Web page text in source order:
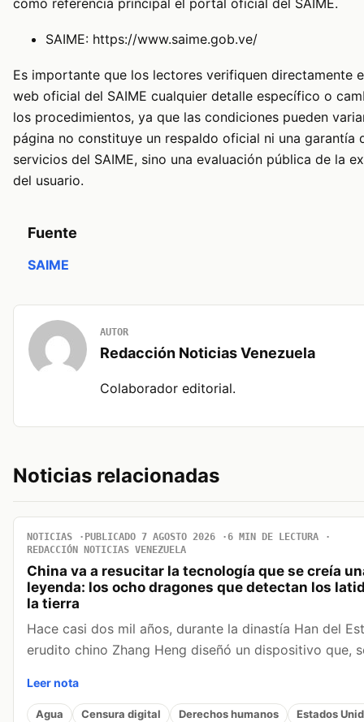
SAIME: https://www.saime.gob.ve/
Es importante que los lectores verifiquen directamente
web oficial del SAIME cualquier detalle específico o
los procedimientos, ya que las condiciones pueden
página no constituye un respaldo oficial ni una garantía
servicios del SAIME, sino una evaluación pública de la
del usuario.
Fuente
SAIME
AUTOR
Redacción Noticias Venezuela
Colaborador editorial.
Noticias relacionadas
NOTICIAS PUBLICADO 7 AGOSTO 2026
6 MIN DE LECTURA
REDACCIÓN NOTICIAS VENEZUELA
China va a resucitar la tecnología que se creía
leyenda: los ocho dragones que detectan los
la tierra
Hace casi dos mil años, durante la dinastía Han del
erudito chino Zhang Heng diseñó un dispositivo que,
Leer nota
Agua Censura digital Derechos humanos
Estados